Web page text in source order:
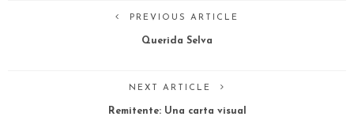
PREVIOUS ARTICLE
Querida Selva
NEXT ARTICLE
Remitente: Una carta visual